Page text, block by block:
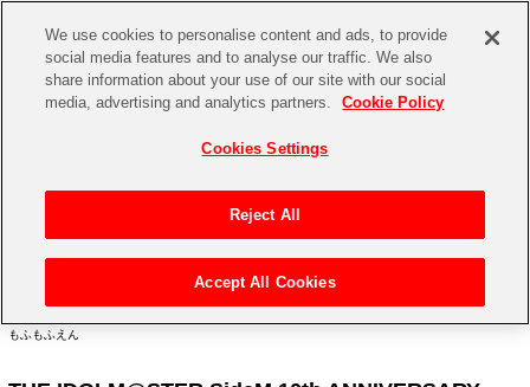
CHANNEL STORE EVENT
ASOBI STORE TOP
アイドルマスターシリーズ
アイドルマスター
イベントグッズ
トイ・ホビー
アイドルマスター シリーズ>アイドルマスター SideM
もふもふえん
We use cookies to personalise content and ads, to provide
social media features and to analyse our traffic. We also
share information about your use of our site with our social
media, advertising and analytics partners.
Cookie Policy
Cookies Settings
Reject All
Accept All Cookies